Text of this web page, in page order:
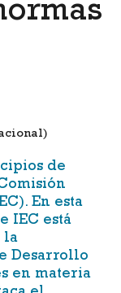
de
. En esta
IEC está
la
Desarrollo
en materia